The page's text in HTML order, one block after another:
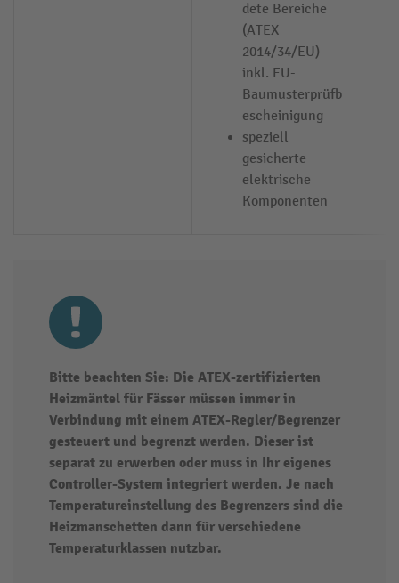
dete Bereiche
(ATEX
2014/34/EU)
inkl. EU-
Baumusterprüfb
escheinigung
speziell
gesicherte
elektrische
Komponenten
Bitte beachten Sie: Die ATEX-zertifizierten
Heizmäntel für Fässer müssen immer in
Verbindung mit einem ATEX-Regler/Begrenzer
gesteuert und begrenzt werden. Dieser ist
separat zu erwerben oder muss in Ihr eigenes
Controller-System integriert werden. Je nach
Temperatureinstellung des Begrenzers sind die
Heizmanschetten dann für verschiedene
Temperaturklassen nutzbar.